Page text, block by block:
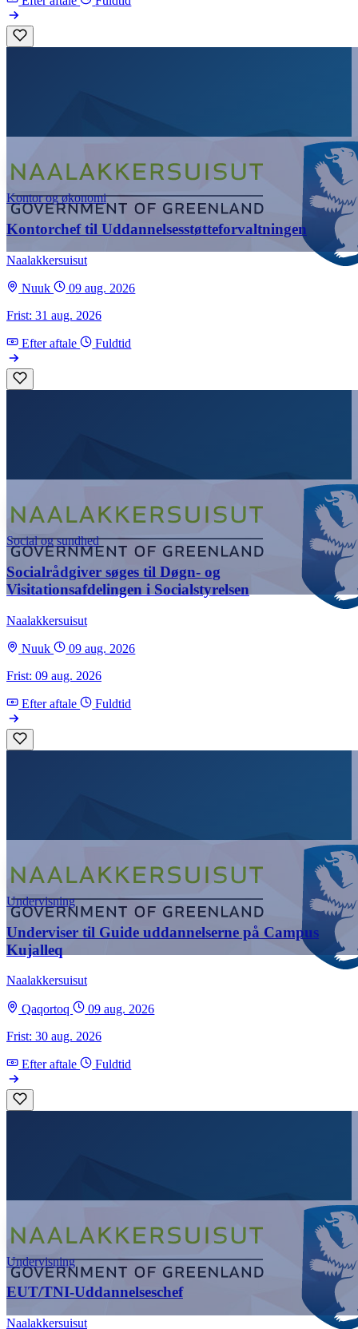
Kontor og økonomi
Kontorchef til Uddannelsesstøtteforvaltningen
Naalakkersuisut
Nuuk
09 aug. 2026
Frist: 31 aug. 2026
Efter aftale Fuldtid
Social og sundhed
Socialrådgiver søges til Døgn- og
Visitationsafdelingen i Socialstyrelsen
Naalakkersuisut
Nuuk
09 aug. 2026
Frist: 09 aug. 2026
Efter aftale Fuldtid
Undervisning
Underviser til Guide uddannelserne på Campus
Kujalleq
Naalakkersuisut
Qaqortoq
09 aug. 2026
Frist: 30 aug. 2026
Efter aftale Fuldtid
Undervisning
EUT/TNI-Uddannelseschef
Naalakkersuisut